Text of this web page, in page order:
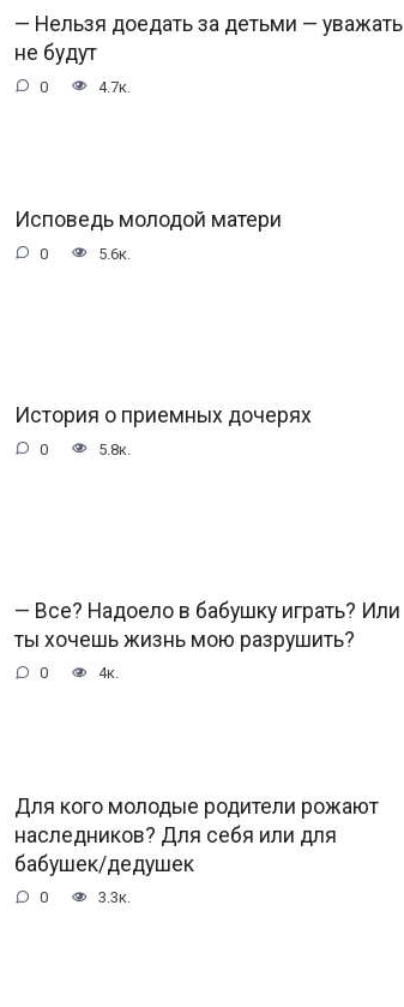
— Нельзя доедать за детьми — уважать
не будут
0 4.7к.
Исповедь молодой матери
0 5.6к.
История о приемных дочерях
0 5.8к.
— Все? Надоело в бабушку играть? Или
ты хочешь жизнь мою разрушить?
0 4к.
Для кого молодые родители рожают
наследников? Для себя или для
бабушек/дедушек
0 3.3к.